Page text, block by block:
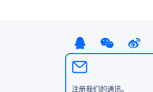
注册我们的通讯。